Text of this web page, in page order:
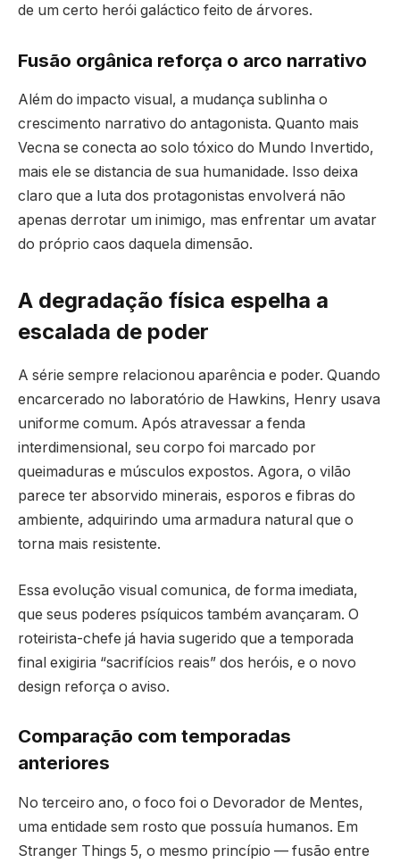
de um certo herói galáctico feito de árvores.
Fusão orgânica reforça o arco narrativo
Além do impacto visual, a mudança sublinha o
crescimento narrativo do antagonista. Quanto mais
Vecna se conecta ao solo tóxico do Mundo Invertido,
mais ele se distancia de sua humanidade. Isso deixa
claro que a luta dos protagonistas envolverá não
apenas derrotar um inimigo, mas enfrentar um avatar
do próprio caos daquela dimensão.
A degradação física espelha a
escalada de poder
A série sempre relacionou aparência e poder. Quando
encarcerado no laboratório de Hawkins, Henry usava
uniforme comum. Após atravessar a fenda
interdimensional, seu corpo foi marcado por
queimaduras e músculos expostos. Agora, o vilão
parece ter absorvido minerais, esporos e fibras do
ambiente, adquirindo uma armadura natural que o
torna mais resistente.
Essa evolução visual comunica, de forma imediata,
que seus poderes psíquicos também avançaram. O
roteirista-chefe já havia sugerido que a temporada
final exigiria “sacrifícios reais” dos heróis, e o novo
design reforça o aviso.
Comparação com temporadas
anteriores
No terceiro ano, o foco foi o Devorador de Mentes,
uma entidade sem rosto que possuía humanos. Em
Stranger Things 5, o mesmo princípio — fusão entre